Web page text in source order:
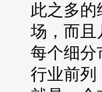
此之多的
场，而且
每个细分
行业前列